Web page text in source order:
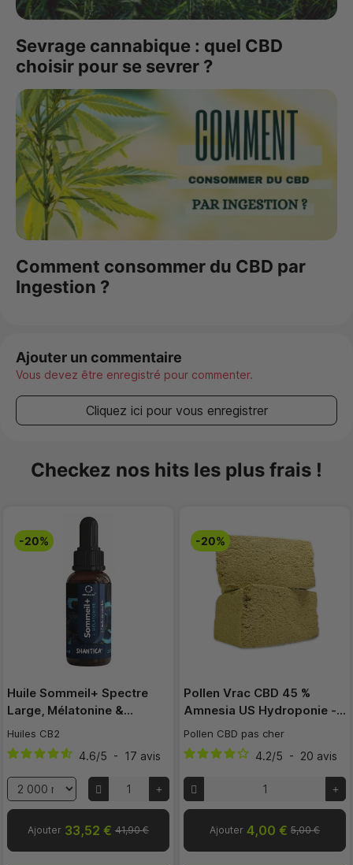
Sevrage cannabique : quel CBD
choisir pour se sevrer ?
Comment consommer du CBD par
Ingestion ?
Ajouter un commentaire
Vous devez être enregistré pour commenter.
Cliquez ici pour vous enregistrer
Checkez nos hits les plus frais !
-20%
Huile Sommeil+ Spectre
Large, Mélatonine &…
Huiles CB2
4.6/5 - 17 avis
Ajouter 33,52 € 41,90 €
-20%
Pollen Vrac CBD 45 %
Amnesia US Hydroponie -…
Pollen CBD pas cher
4.2/5 - 20 avis
Ajouter 4,00 € 5,00 €